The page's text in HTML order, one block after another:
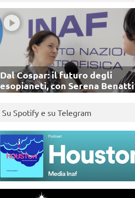
Dal Cospar: il futuro degli
esopianeti, con Serena Benatti
Su Spotify e su Telegram